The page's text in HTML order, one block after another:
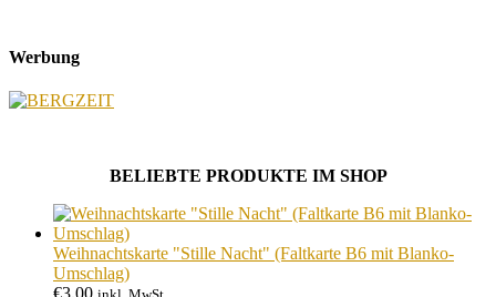
Werbung
BELIEBTE PRODUKTE IM SHOP
Weihnachtskarte "Stille Nacht" (Faltkarte B6 mit Blanko-
Umschlag)